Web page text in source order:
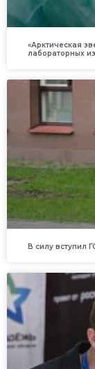
«Арктическая
лабораторных
В силу вступил